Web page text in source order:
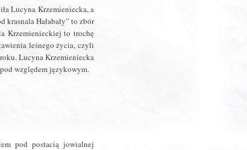
Lucyna Krzemieniecka, a
krasnala Hałabały” to zbór
Krzemienieckiej to trochę
leśnego życia, czyli
Lucyna Krzemieniecka
względem językowym.
pod postacią jowialnej